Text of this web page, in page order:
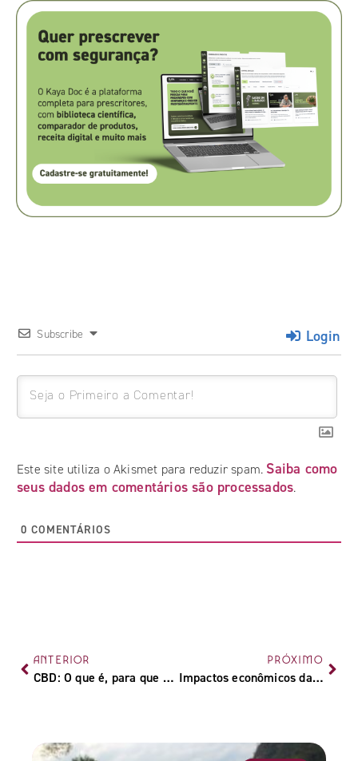
Subscribe Login
Este site utiliza o Akismet para reduzir spam. Saiba como
seus dados em comentários são processados.
0 COMENTÁRIOS
ANTERIOR
CBD: O que é, para que serve e benefícios
PRÓXIMO
Impactos econômicos da cannabis para o mercado brasileiro